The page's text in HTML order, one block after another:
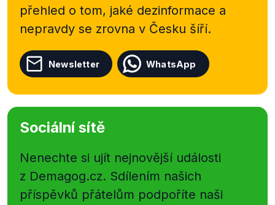
přehled o tom, jaké dezinformace a
nepravdy se zrovna v Česku šíří.
Newsletter WhatsApp
Sociální sítě
Nenechte si ujít nejnovější události
z Demagog.cz. Sdílením našich
příspěvků přátelům podpoříte naši